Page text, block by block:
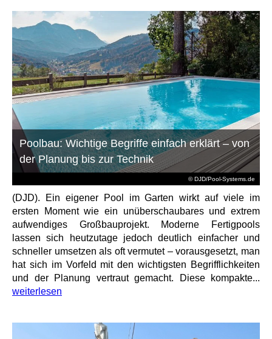
© DJD/Pool-Systems.de
Poolbau: Wichtige Begriffe einfach erklärt – von
der Planung bis zur Technik
(DJD). Ein eigener Pool im Garten wirkt auf viele im
ersten Moment wie ein unüberschaubares und extrem
aufwendiges Großbauprojekt. Moderne Fertigpools
lassen sich heutzutage jedoch deutlich einfacher und
schneller umsetzen als oft vermutet – vorausgesetzt, man
hat sich im Vorfeld mit den wichtigsten Begrifflichkeiten
und der Planung vertraut gemacht. Diese kompakte...
weiterlesen